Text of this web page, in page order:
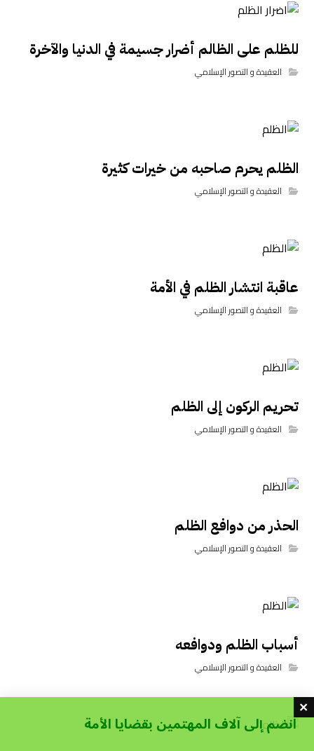
للظلم على الظالم أضرار جسيمة في الدنيا والآخرة
العقيدة و التصور الإسلامي
الظلم يحرم صاحبه من خيرات كثيرة
العقيدة و التصور الإسلامي
عاقبة انتشار الظلم في الأمة
العقيدة و التصور الإسلامي
تحريم الركون إلى الظلم
العقيدة و التصور الإسلامي
الحذر من دوافع الظلم
العقيدة و التصور الإسلامي
أسباب الظلم ودوافعه
العقيدة و التصور الإسلامي
انضم إلى آلاف المهتمين بقضايا الأمة